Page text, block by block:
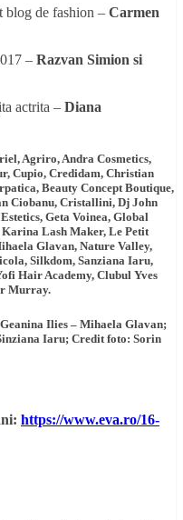
blog de fashion – Carmen
– Razvan Simion si
actrita – Diana
Agriro, Andra Cosmetics,
Cupio, Credidam, Christian
Beauty Concept Boutique,
Ciobanu, Cristallini, Dj John
Geta Voinea, Global
Lash Maker, Le Petit
Glavan, Nature Valley,
Silkdom, Sanziana Iaru,
Hair Academy, Clubul Yves
Murray.
Ilies – Mihaela Glavan;
Iaru; Credit foto: Sorin
https://www.eva.ro/16-